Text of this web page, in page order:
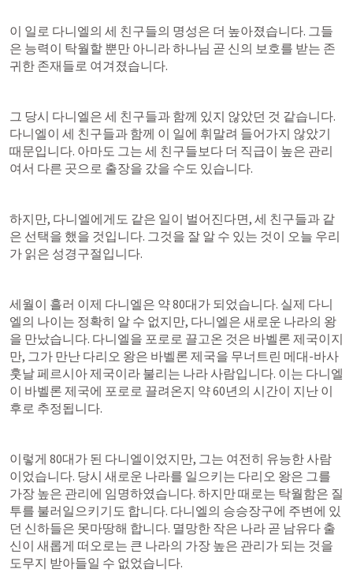
이 일로 다니엘의 세 친구들의 명성은 더 높아졌습니다. 그들
은 능력이 탁월할 뿐만 아니라 하나님 곧 신의 보호를 받는 존
귀한 존재들로 여겨졌습니다.
그 당시 다니엘은 세 친구들과 함께 있지 않았던 것 같습니다.
다니엘이 세 친구들과 함께 이 일에 휘말려 들어가지 않았기
때문입니다. 아마도 그는 세 친구들보다 더 직급이 높은 관리
여서 다른 곳으로 출장을 갔을 수도 있습니다.
하지만, 다니엘에게도 같은 일이 벌어진다면, 세 친구들과 같
은 선택을 했을 것입니다. 그것을 잘 알 수 있는 것이 오늘 우리
가 읽은 성경구절입니다.
세월이 흘러 이제 다니엘은 약 80대가 되었습니다. 실제 다니
엘의 나이는 정확히 알 수 없지만, 다니엘은 새로운 나라의 왕
을 만났습니다. 다니엘을 포로로 끌고온 것은 바벨론 제국이지
만, 그가 만난 다리오 왕은 바벨론 제국을 무너트린 메대-바사
훗날 페르시아 제국이라 불리는 나라 사람입니다. 이는 다니엘
이 바벨론 제국에 포로로 끌려온지 약 60년의 시간이 지난 이
후로 추정됩니다.
이렇게 80대가 된 다니엘이었지만, 그는 여전히 유능한 사람
이었습니다. 당시 새로운 나라를 일으키는 다리오 왕은 그를
가장 높은 관리에 임명하였습니다. 하지만 때로는 탁월함은 질
투를 불러일으키기도 합니다. 다니엘의 승승장구에 주변에 있
던 신하들은 못마땅해 합니다. 멸망한 작은 나라 곧 남유다 출
신이 새롭게 떠오로는 큰 나라의 가장 높은 관리가 되는 것을
도무지 받아들일 수 없었습니다.